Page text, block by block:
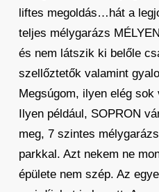
liftes megoldás…hát a
teljes mélygarázs
és nem látszik ki belőle
szellőztetők valamint
Megsúgom, ilyen elég sok
Ilyen például, SOPRON
meg, 7 szintes
parkkal. Azt nekem ne
épülete nem szép. Az